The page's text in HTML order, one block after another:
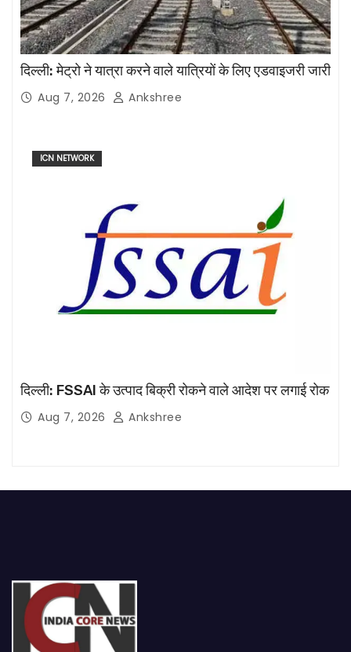
दिल्ली: मेट्रो ने यात्रा करने वाले यात्रियों के लिए एडवाइजरी जारी
Aug 7, 2026 Ankshree
ICN NETWORK
दिल्ली: FSSAI के उत्पाद बिक्री रोकने वाले आदेश पर लगाई रोक
Aug 7, 2026 Ankshree